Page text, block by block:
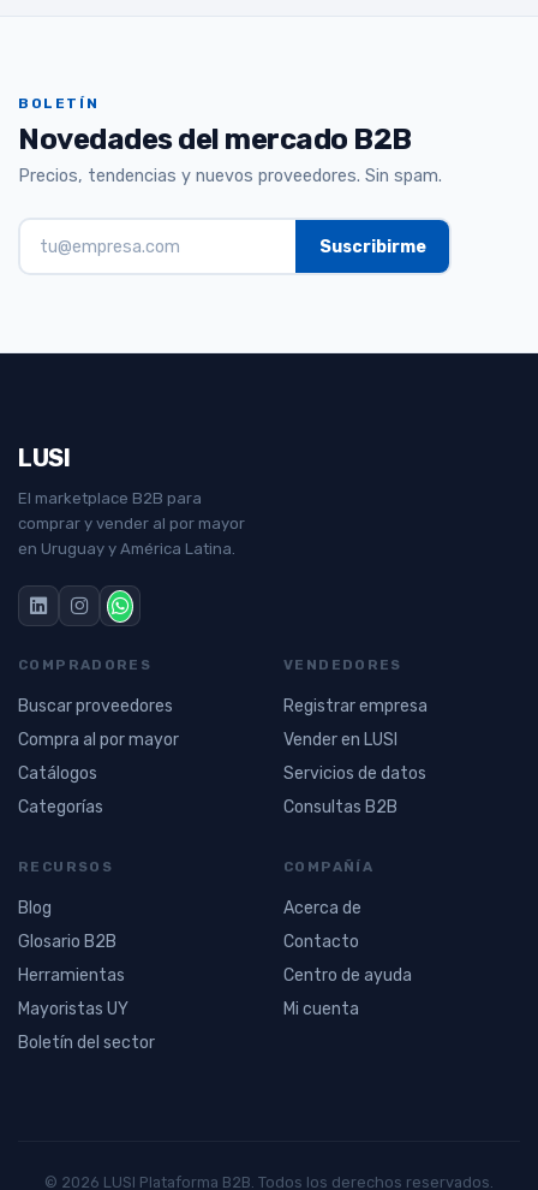
BOLETÍN
Novedades del mercado B2B
Precios, tendencias y nuevos proveedores. Sin spam.
LUSI
El marketplace B2B para
comprar y vender al por mayor
en Uruguay y América Latina.
COMPRADORES
Buscar proveedores
Compra al por mayor
Catálogos
Categorías
VENDEDORES
Registrar empresa
Vender en LUSI
Servicios de datos
Consultas B2B
RECURSOS
Blog
Glosario B2B
Herramientas
Mayoristas UY
Boletín del sector
COMPAÑÍA
Acerca de
Contacto
Centro de ayuda
Mi cuenta
© 2026 LUSI Plataforma B2B. Todos los derechos reservados.